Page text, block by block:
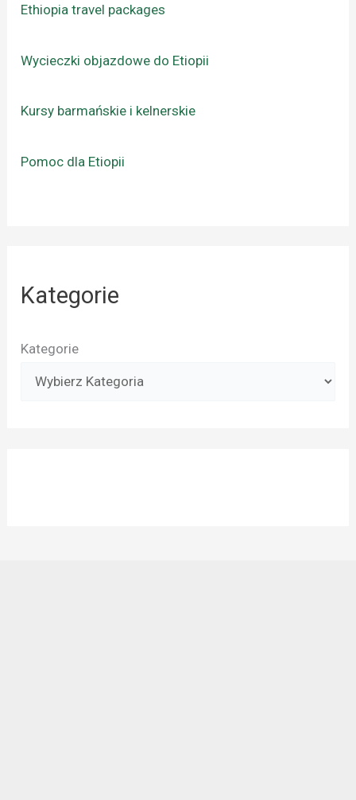
Ethiopia travel packages
Wycieczki objazdowe do Etiopii
Kursy barmańskie i kelnerskie
Pomoc dla Etiopii
Kategorie
Kategorie